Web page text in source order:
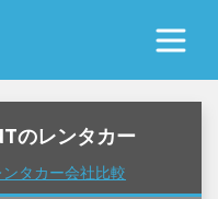
のレンタカー
タカー会社比較